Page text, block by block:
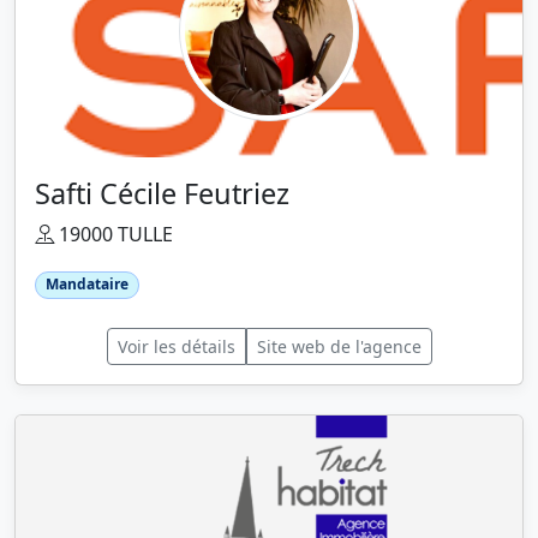
Safti Cécile Feutriez
19000 TULLE
Mandataire
Voir les détails Site web de l'agence